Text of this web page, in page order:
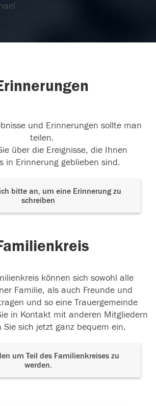
und Erinnerungen sollte man
teilen.
über die Ereignisse, die Ihnen
in Erinnerung geblieben sind.
bitte an, um eine Erinnerung zu
schreiben
können sich sowohl alle
Familie, als auch Freunde und
und so eine Trauergemeinde
in Kontakt mit anderen Mitgliedern
Sie sich jetzt ganz bequem ein.
um Teil des Familienkreises zu
werden.